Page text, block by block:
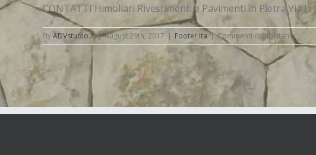
CONTATTI Himollari Rivestimenti e Pavimenti in Pietra Via [...]
ByADVstudio.it | August 29th, 2017 | Footer Ita | Commenti disabilitatisu
Footer